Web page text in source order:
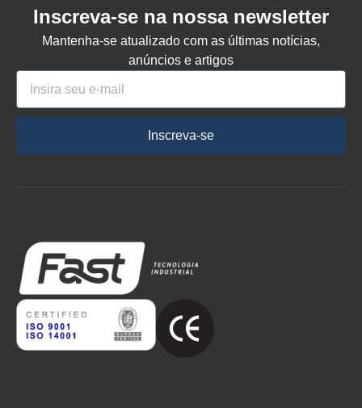
Inscreva-se na nossa newsletter
Mantenha-se atualizado com as últimas notícias,
anúncios e artigos
Inscreva-se